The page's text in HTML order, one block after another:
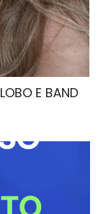
E BAND